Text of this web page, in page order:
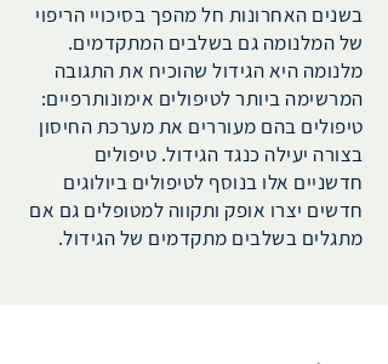
בשנים האחרונות חל מהפך בסיכויי הריפוי
של המלנומה גם בשלבים המתקדמים.
מלנומה היא הגידול שהוכיח את התגובה
המרשימה ביותר לטיפולים אימונותרפיים:
טיפולים בהם מעוררים את מערכת החיסון
בצורה יעילה כנגד הגידול. טיפולים
חדשניים אלו בנוסף לטיפולים ביולוגים
חדשים יצרו אופק ותקווה למטופלים גם אם
מתגלים בשלבים מתקדמים של הגידול.